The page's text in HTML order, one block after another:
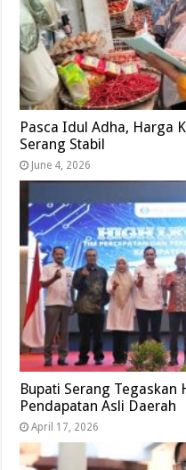
Pasca Idul Adha, Harga
Serang Stabil
June 4, 2026
Bupati Serang Tegaskan
Pendapatan Asli Daerah
April 17, 2026